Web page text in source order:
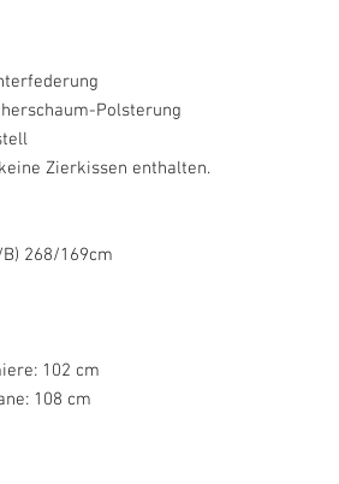
Polsterung
Zierkissen enthalten.
268/169cm
102 cm
108 cm